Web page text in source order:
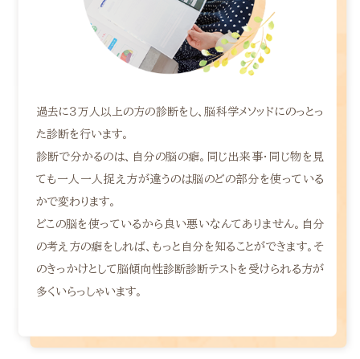
過去に３万人以上の方の診断をし、脳科学メソッドにのっとっ
た診断を行います。
診断で分かるのは、自分の脳の癖。同じ出来事・同じ物を見
ても一人一人捉え方が違うのは脳のどの部分を使っている
かで変わります。
どこの脳を使っているから良い悪いなんてありません。自分
の考え方の癖をしれば、もっと自分を知ることができます。そ
のきっかけとして脳傾向性診断診断テストを受けられる方が
多くいらっしゃいます。